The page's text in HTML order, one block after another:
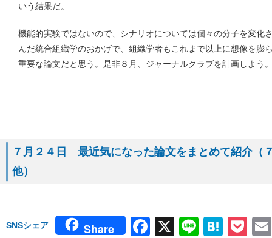
いう結果だ。
機能的実験ではないので、シナリオについては個々の分子を変化
んだ統合組織学のおかげで、組織学者もこれまで以上に想像を膨
重要な論文だと思う。是非８月、ジャーナルクラブを計画しよう
７月２４日 最近気になった論文をまとめて紹介（
他）
SNSシェア Share Facebook
X Line